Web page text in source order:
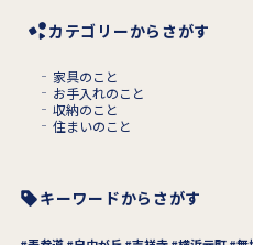
カテゴリーからさがす
家具のこと
お手入れのこと
収納のこと
住まいのこと
キーワードからさがす